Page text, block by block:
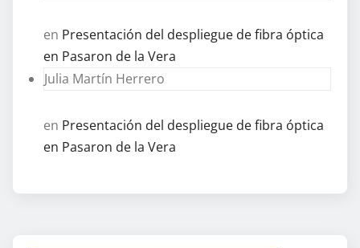
en Presentación del despliegue de fibra óptica
en Pasaron de la Vera
Julia Martín Herrero
en Presentación del despliegue de fibra óptica
en Pasaron de la Vera